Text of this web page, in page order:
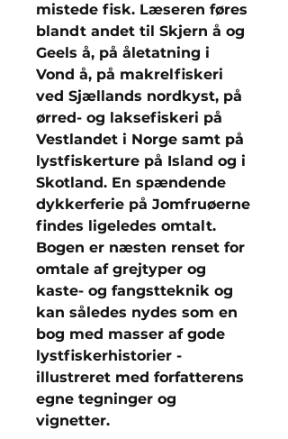
mistede fisk. Læseren føres
blandt andet til Skjern å og
Geels å, på åletatning i
Vond å, på makrelfiskeri
ved Sjællands nordkyst, på
ørred- og laksefiskeri på
Vestlandet i Norge samt på
lystfiskerture på Island og i
Skotland. En spændende
dykkerferie på Jomfruøerne
findes ligeledes omtalt.
Bogen er næsten renset for
omtale af grejtyper og
kaste- og fangstteknik og
kan således nydes som en
bog med masser af gode
lystfiskerhistorier -
illustreret med forfatterens
egne tegninger og
vignetter.